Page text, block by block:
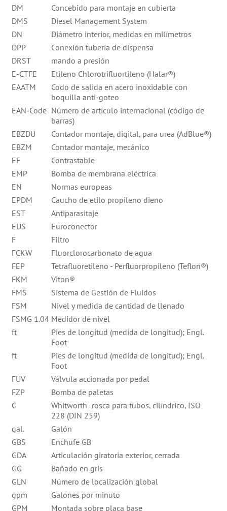
DM
Concebido para montaje en cubierta
DMS
Diesel Management System
DN
Diámetro interior, medidas en milímetros
DPP
Conexión tubería de dispensa
DRST
mando a presión
E-CTFE
Etileno Chlorotrifluortileno (Halar®)
EAATM
Codo de salida en acero inoxidable con
boquilla anti-goteo
EAN-Code Número de artículo internacional (código de
barras)
EBZDU
Contador montaje, digital, para urea (AdBlue®)
EBZM
Contador montaje, mecánico
EF
Contrastable
EMP
Bomba de membrana eléctrica
EN
Normas europeas
EPDM
Caucho de etilo propileno dieno
EST
Antiparasitaje
EUS
Euroconector
F
Filtro
FCKW
Fluorclorocarbonato de agua
FEP
Tetrafluoretileno - Perfluorpropileno (Teflon®)
FKM
Viton®
FMS
Sistema de Gestión de Fluidos
FSM
Nivel y medida de cantidad de llenado
FSMG 1.04 Medidor de nivel
ft
Pies de longitud (medida de longitud); Engl.
Foot
ft
Pies de longitud (medida de longitud); Engl.
Foot
FUV
Válvula accionada por pedal
FZP
Bomba de paletas
G
Whitworth- rosca para tubos, cilíndrico, ISO
228 (DIN 259)
gal.
Galón
GBS
Enchufe GB
GDA
Articulación giratoria exterior, cerrada
GG
Bañado en gris
GLN
Número de localización global
gpm
Galones por minuto
GPM
Montada sobre placa base